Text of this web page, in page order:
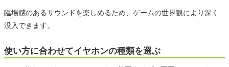
臨場感のあるサウンドを楽しめるため、ゲームの世界観により深く
没入できます。
使い方に合わせてイヤホンの種類を選ぶ